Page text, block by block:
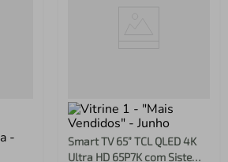
Smart TV 65” TCL QLED 4K
Ultra HD 65P7K com Sistema